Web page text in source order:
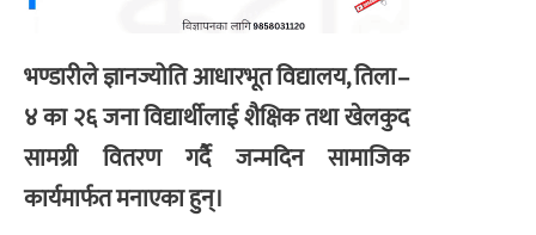
भण्डारीले ज्ञानज्योति आधारभूत विद्यालय, तिला–
४ का २६ जना विद्यार्थीलाई शैक्षिक तथा खेलकुद
सामग्री वितरण गर्दै जन्मदिन सामाजिक
कार्यमार्फत मनाएका हुन्।